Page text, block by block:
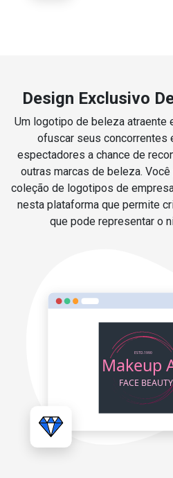
Design Exclusivo
Um logotipo de beleza atraente
ofuscar seus concorrentes
espectadores a chance de
outras marcas de beleza.
coleção de logotipos de
nesta plataforma que permite
que pode representar o